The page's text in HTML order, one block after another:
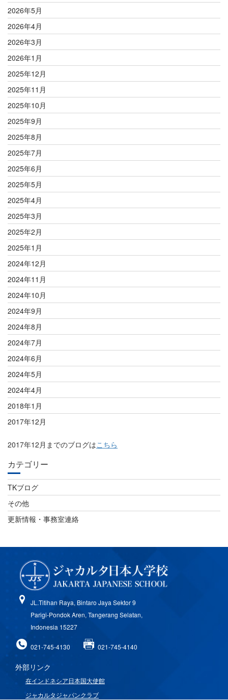
2026年5月
2026年4月
2026年3月
2026年1月
2025年12月
2025年11月
2025年10月
2025年9月
2025年8月
2025年7月
2025年6月
2025年5月
2025年4月
2025年3月
2025年2月
2025年1月
2024年12月
2024年11月
2024年10月
2024年9月
2024年8月
2024年7月
2024年6月
2024年5月
2024年4月
2018年1月
2017年12月
2017年12月までのブログはこちら
カテゴリー
TKブログ
その他
更新情報・事務室連絡
JL.Titihan Raya, Bintaro Jaya Sektor 9
Parigi-Pondok Aren, Tangerang Selatan,
Indonesia 15227
021-745-4130 021-745-4140
外部リンク
在インドネシア日本国大使館
ジャカルタジャパンクラブ